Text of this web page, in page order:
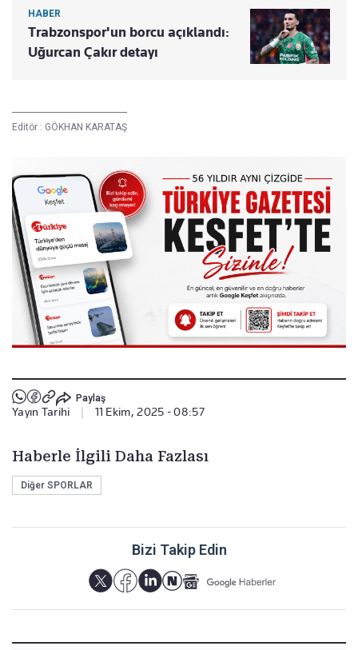
HABER
Trabzonspor'un borcu açıklandı:
Uğurcan Çakır detayı
Editör : GÖKHAN KARATAŞ
Paylaş
Yayın Tarihi 11 Ekim, 2025 - 08:57
Haberle İlgili Daha Fazlası
Diğer SPORLAR
Bizi Takip Edin